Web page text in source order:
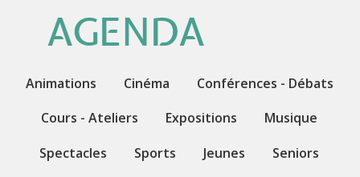
AGENDA
Animations Cinéma
Conférences - Débats
Cours - Ateliers
Expositions
Musique
Spectacles
Sports Jeunes Seniors